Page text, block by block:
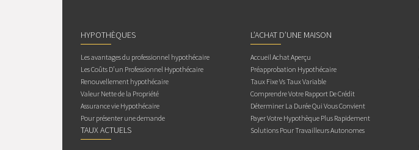
HYPOTHÈQUES
Les avantages du professionnel hypothécaire
Les Coûts D’un Professionnel Hypothécaire
Renouvellement hypothécaire
Valeur Nette de la Propriété
Assurance vie Hypothécaire
Pour présenter une demande
TAUX ACTUELS
L’ACHAT D’UNE MAISON
Accueil Achat Aperçu
Préapprobation Hypothécaire
Taux Fixe Vs Taux Variable
Comprendre Votre Rapport De Crédit
Déterminer La Durée Qui Vous Convient
Payer Votre Hypothèque Plus Rapidement
Solutions Pour Travailleurs Autonomes